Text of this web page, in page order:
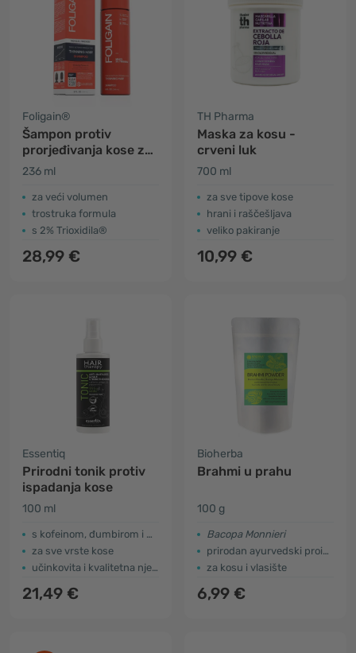
Foligain®
Šampon protiv
prorjeđivanja kose za
muškarce
236 ml
za veći volumen
trostruka formula
s 2% Trioxidila®
28,99 €
TH Pharma
Maska za kosu -
crveni luk
700 ml
za sve tipove kose
hrani i raščešljava
veliko pakiranje
10,99 €
Essentiq
Prirodni tonik protiv
ispadanja kose
100 ml
s kofeinom, đumbirom i mentom
za sve vrste kose
učinkovita i kvalitetna njega
21,49 €
Bioherba
Brahmi u prahu
100 g
Bacopa Monnieri
prirodan ayurvedski proizvod
za kosu i vlasište
6,99 €